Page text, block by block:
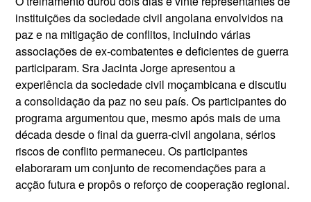
instituições da sociedade civil angolana envolvidos na
paz e na mitigação de conflitos, incluindo várias
associações de ex-combatentes e deficientes de guerra
participaram. Sra Jacinta Jorge apresentou a
experiência da sociedade civil moçambicana e discutiu
a consolidação da paz no seu país. Os participantes do
programa argumentou que, mesmo após mais de uma
década desde o final da guerra-civil angolana, sérios
riscos de conflito permaneceu. Os participantes
elaboraram um conjunto de recomendações para a
acção futura e propôs o reforço de cooperação regional.